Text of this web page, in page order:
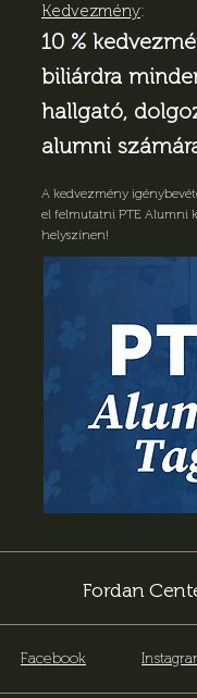
Kedvezmény:
10 %
biliárdra
hallgató,
alumni
A kedvezmény
el felmutatni PTE Alumni
helyszínen!
Fordan
Facebook